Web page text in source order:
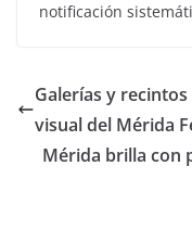
notificación
Galerías y
visual del Mérida
Mérida brilla con